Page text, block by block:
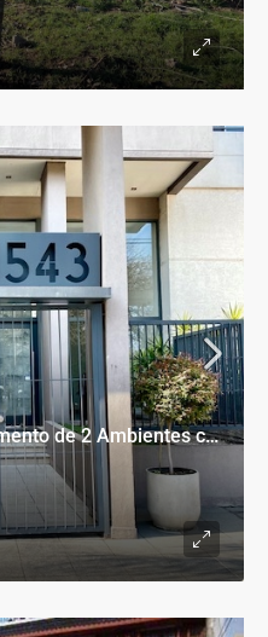
OPORTUNIDAD!!! Departamento de 2 Ambientes con Cochera en Banfield Este